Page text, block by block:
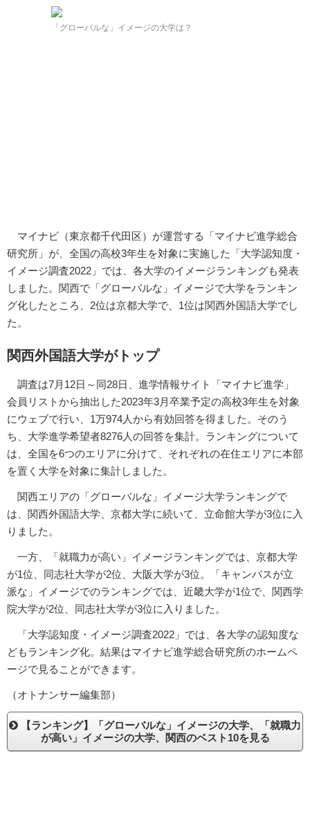
「グローバルな」イメージの大学は？
マイナビ（東京都千代田区）が運営する「マイナビ進学総合
研究所」が、全国の高校3年生を対象に実施した「大学認知度・
イメージ調査2022」では、各大学のイメージランキングも発表
しました。関西で「グローバルな」イメージで大学をランキン
グ化したところ、2位は京都大学で、1位は関西外国語大学でし
た。
関西外国語大学がトップ
調査は7月12日～同28日、進学情報サイト「マイナビ進学」
会員リストから抽出した2023年3月卒業予定の高校3年生を対象
にウェブで行い、1万974人から有効回答を得ました。そのう
ち、大学進学希望者8276人の回答を集計。ランキングについて
は、全国を6つのエリアに分けて、それぞれの在住エリアに本部
を置く大学を対象に集計しました。
関西エリアの「グローバルな」イメージ大学ランキングで
は、関西外国語大学、京都大学に続いて、立命館大学が3位に入
りました。
一方、「就職力が高い」イメージランキングでは、京都大学
が1位、同志社大学が2位、大阪大学が3位。「キャンパスが立
派な」イメージでのランキングでは、近畿大学が1位で、関西学
院大学が2位、同志社大学が3位に入りました。
「大学認知度・イメージ調査2022」では、各大学の認知度な
どもランキング化。結果はマイナビ進学総合研究所のホームペ
ージで見ることができます。
（オトナンサー編集部）
【ランキング】「グローバルな」イメージの大学、「就職力
が高い」イメージの大学、関西のベスト10を見る